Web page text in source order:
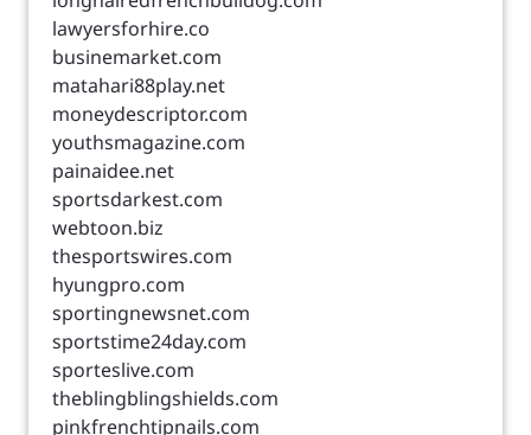
lawyersforhire.co
businemarket.com
matahari88play.net
moneydescriptor.com
youthsmagazine.com
painaidee.net
sportsdarkest.com
webtoon.biz
thesportswires.com
hyungpro.com
sportingnewsnet.com
sportstime24day.com
sporteslive.com
theblingblingshields.com
pinkfrenchtipnails.com